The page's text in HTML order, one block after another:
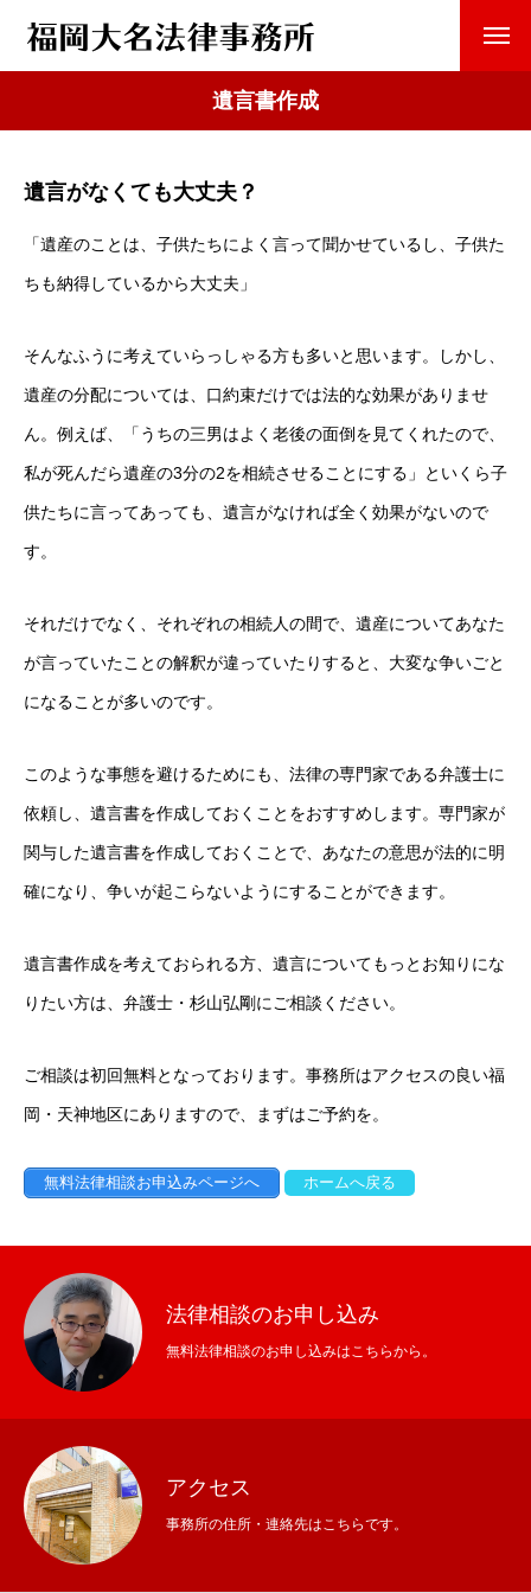
無料相談のご予約
プロフィール
お問い合わせ プライバシーポリシー サイトマップ ホーム
遺言書作成
遺言がなくても大丈夫？
「遺産のことは、子供たちによく言って聞かせているし、子供た
ちも納得しているから大丈夫」
そんなふうに考えていらっしゃる方も多いと思います。しかし、
遺産の分配については、口約束だけでは法的な効果がありませ
ん。例えば、「うちの三男はよく老後の面倒を見てくれたので、
私が死んだら遺産の3分の2を相続させることにする」といくら子
供たちに言ってあっても、遺言がなければ全く効果がないので
す。
それだけでなく、それぞれの相続人の間で、遺産についてあなた
が言っていたことの解釈が違っていたりすると、大変な争いごと
になることが多いのです。
このような事態を避けるためにも、法律の専門家である弁護士に
依頼し、遺言書を作成しておくことをおすすめします。専門家が
関与した遺言書を作成しておくことで、あなたの意思が法的に明
確になり、争いが起こらないようにすることができます。
遺言書作成を考えておられる方、遺言についてもっとお知りにな
りたい方は、弁護士・杉山弘剛にご相談ください。
ご相談は初回無料となっております。事務所はアクセスの良い福
岡・天神地区にありますので、まずはご予約を。
無料法律相談お申込みページへ ホームへ戻る
法律相談のお申し込み
無料法律相談のお申し込みはこちらから。
アクセス
事務所の住所・連絡先はこちらです。